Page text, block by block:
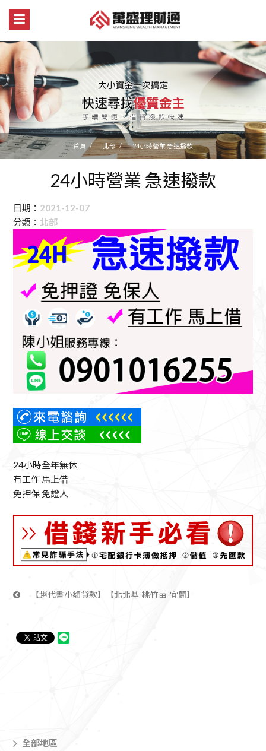
首頁 北部 24小時營業 急速撥款
24小時營業 急速撥款
日期： 2021-12-07
分類： 北部
24小時全年無休
有工作 馬上借
免押保 免證人
【趙代書小額貸款】【北北基-桃竹苗-宜蘭】
全部地區